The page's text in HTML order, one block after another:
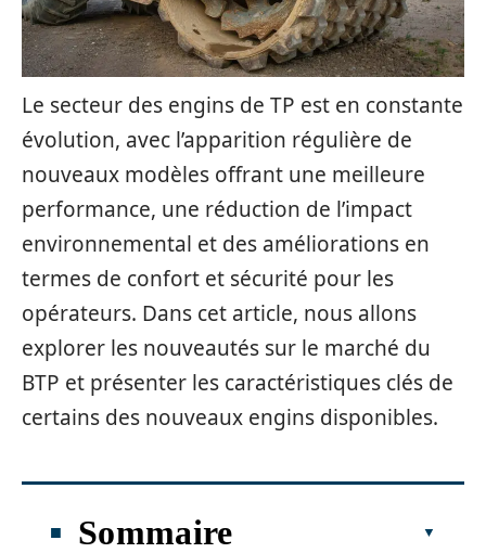
Le secteur des engins de TP est en constante
évolution, avec l’apparition régulière de
nouveaux modèles offrant une meilleure
performance, une réduction de l’impact
environnemental et des améliorations en
termes de confort et sécurité pour les
opérateurs. Dans cet article, nous allons
explorer les nouveautés sur le marché du
BTP et présenter les caractéristiques clés de
certains des nouveaux engins disponibles.
Sommaire